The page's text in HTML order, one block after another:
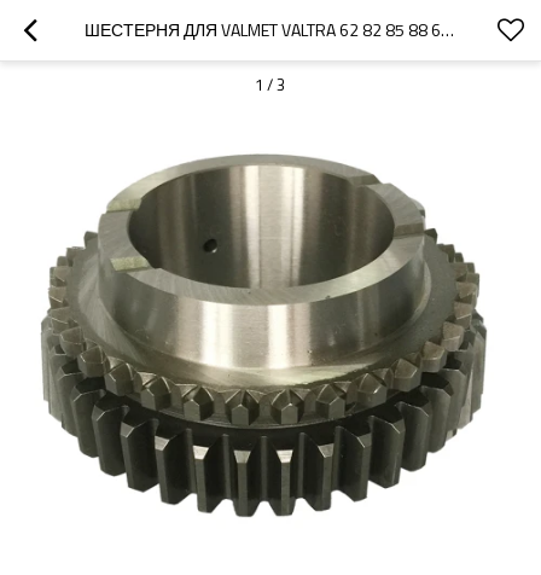
ШЕСТЕРНЯ ДЛЯ VALMET VALTRA 62 82 85 88 685 785 BF65 BF75 164510 11400510 3312621-PAIRGEARS
1 /3